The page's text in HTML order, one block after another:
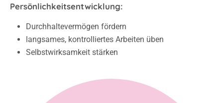
Persönlichkeitsentwicklung:
Durchhaltevermögen fördern
langsames, kontrolliertes Arbeiten üben
Selbstwirksamkeit stärken